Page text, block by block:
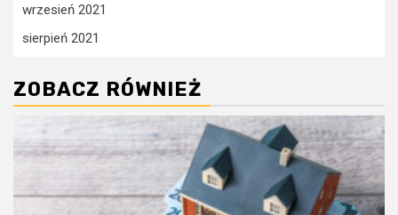
wrzesień 2021
sierpień 2021
ZOBACZ RÓWNIEŻ